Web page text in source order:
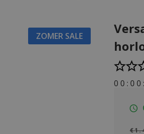
ZOMER SALE
0 0 : 0 0 :